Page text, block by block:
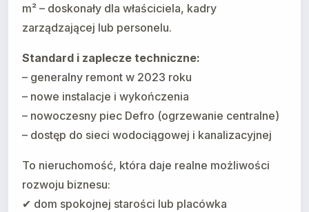
m² – doskonały dla właściciela, kadry
zarządzającej lub personelu.
Standard i zaplecze techniczne:
– generalny remont w 2023 roku
– nowe instalacje i wykończenia
– nowoczesny piec Defro (ogrzewanie centralne)
– dostęp do sieci wodociągowej i kanalizacyjnej
To nieruchomość, która daje realne możliwości
rozwoju biznesu:
✔ dom spokojnej starości lub placówka